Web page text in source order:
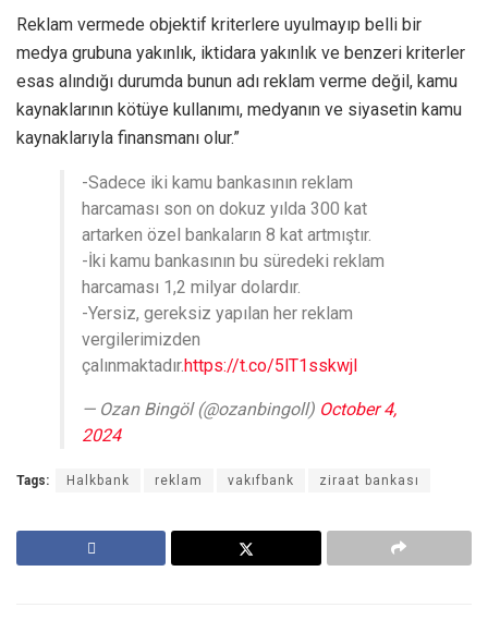
Reklam vermede objektif kriterlere uyulmayıp belli bir
medya grubuna yakınlık, iktidara yakınlık ve benzeri kriterler
esas alındığı durumda bunun adı reklam verme değil, kamu
kaynaklarının kötüye kullanımı, medyanın ve siyasetin kamu
kaynaklarıyla finansmanı olur.”
-Sadece iki kamu bankasının reklam
harcaması son on dokuz yılda 300 kat
artarken özel bankaların 8 kat artmıştır.
-İki kamu bankasının bu süredeki reklam
harcaması 1,2 milyar dolardır.
-Yersiz, gereksiz yapılan her reklam
vergilerimizden
çalınmaktadır.https://t.co/5lT1sskwjl
— Ozan Bingöl (@ozanbingoll) October 4,
2024
Tags: Halkbank reklam vakıfbank ziraat bankası